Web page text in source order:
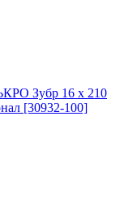
Зубр 16 х 210
[30932-100]